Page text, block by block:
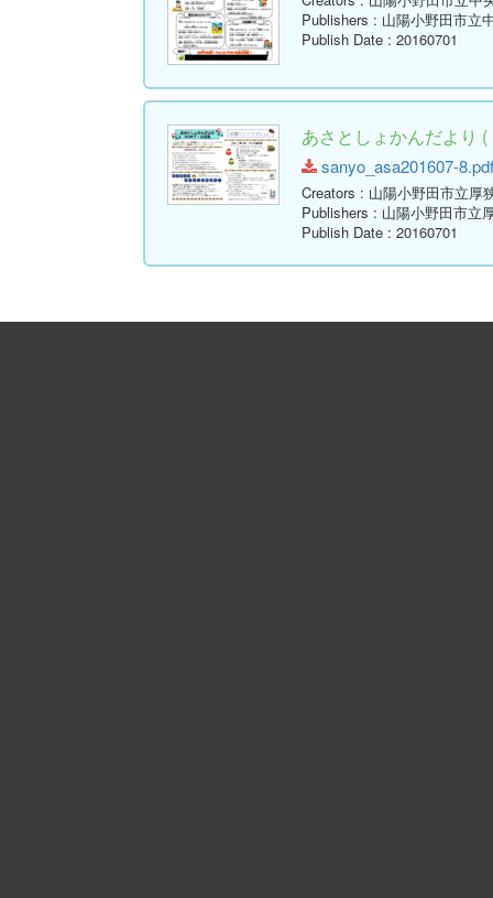
Publishers : 山陽小野田市立
Publish Date : 20160701
あさとしょかんだより
sanyo_asa201607-
Creators : 山陽小野田市立厚
Publishers : 山陽小野田市立
Publish Date : 20160701